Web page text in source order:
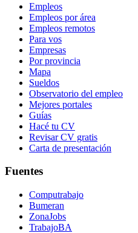
Empleos
Empleos por área
Empleos remotos
Para vos
Empresas
Por provincia
Mapa
Sueldos
Observatorio del empleo
Mejores portales
Guías
Hacé tu CV
Revisar CV gratis
Carta de presentación
Fuentes
Computrabajo
Bumeran
ZonaJobs
TrabajoBA